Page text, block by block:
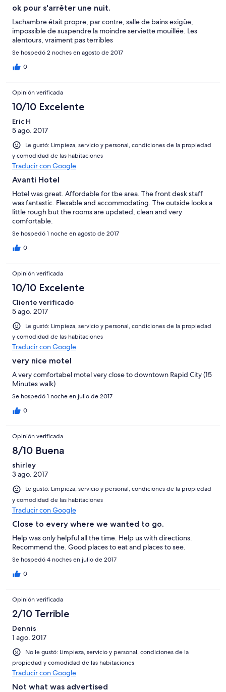
ok pour s'arrêter une nuit.
Lachambre était propre, par contre, salle de bains exigüe,
impossible de suspendre la moindre serviette mouillée. Les
alentours, vraiment pas terribles
Se hospedó 2 noches en agosto de 2017
0
Opinión verificada
10/10 Excelente
Eric H
5 ago. 2017
Le gustó: Limpieza, servicio y personal, condiciones de la propiedad
y comodidad de las habitaciones
Traducir con Google
Avanti Hotel
Hotel was great. Affordable for tbe area. The front desk staff
was fantastic. Flexable and accommodating. The outside looks a
little rough but the rooms are updated, clean and very
comfortable.
Se hospedó 1 noche en agosto de 2017
0
Opinión verificada
10/10 Excelente
Cliente verificado
5 ago. 2017
Le gustó: Limpieza, servicio y personal, condiciones de la propiedad
y comodidad de las habitaciones
Traducir con Google
very nice motel
A very comfortabel motel very close to downtown Rapid City (15
Minutes walk)
Se hospedó 1 noche en julio de 2017
0
Opinión verificada
8/10 Buena
shirley
3 ago. 2017
Le gustó: Limpieza, servicio y personal, condiciones de la propiedad
y comodidad de las habitaciones
Traducir con Google
Close to every where we wanted to go.
Help was only helpful all the time. Help us with directions.
Recommend the. Good places to eat and places to see.
Se hospedó 4 noches en julio de 2017
0
Opinión verificada
2/10 Terrible
Dennis
1 ago. 2017
No le gustó: Limpieza, servicio y personal, condiciones de la
propiedad y comodidad de las habitaciones
Traducir con Google
Not what was advertised